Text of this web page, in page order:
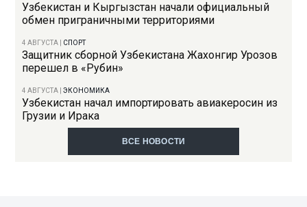
Узбекистан и Кыргызстан начали официальный
обмен приграничными территориями
4 АВГУСТА СПОРТ
Защитник сборной Узбекистана Жахонгир Урозов
перешел в «Рубин»
4 АВГУСТА |ЭКОНОМИКА
Узбекистан начал импортировать авиакеросин из
Грузии и Ирака
ВСЕ НОВОСТИ